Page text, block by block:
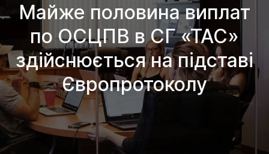
Майже половина виплат
по ОСЦПВ в СГ «ТАС»
здійснюється на підставі
Європротоколу